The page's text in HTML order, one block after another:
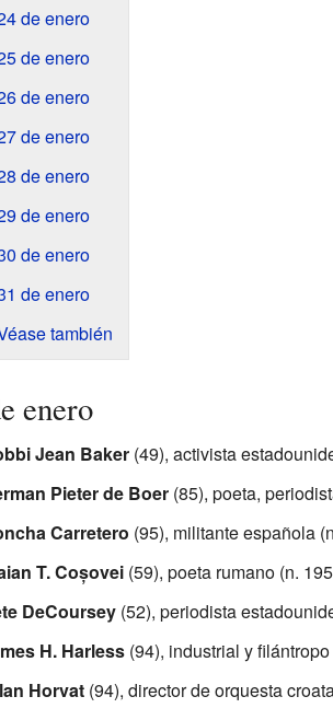
de enero
de enero
de enero
de enero
de enero
de enero
de enero
de enero
también
enero
Jean Baker(49), activista
Pieter de Boer(85), poeta,
Carretero (95), militante española
T. Coșovei(59), poeta rumano (n.
DeCoursey(52), periodista
H. Harless(94), industrial y
Horvat(94), director de orquesta